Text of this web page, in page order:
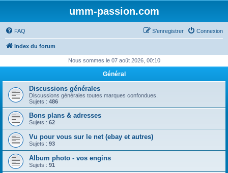
umm-passion.com
FAQ Connexion
S’enregistrer
Index du forum
Nous sommes le 07 août 2026, 00:10
Général
Discussions générales
Discussions générales toutes marques confondues.
Sujets : 486
Bons plans & adresses
Sujets : 62
Vu pour vous sur le net (ebay et autres)
Sujets : 93
Album photo - vos engins
Sujets : 91